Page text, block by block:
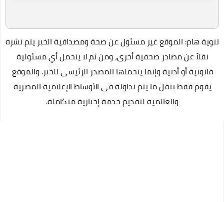
تنوية هام: الموقع غير مسئول عن صحة ومصداقية الخبر يتم نشره
نقلاً عن مصادر صحفية أخرى، ومن ثم لا يتحمل أي مسئولية
قانونية أو أدبية وإنما يتحملها المصدر الرئيسى للخبر. والموقع
يقوم فقط بنقل ما يتم تداولة فى الأوساط الإعلامية المصرية
والعالمية لتقديم خدمة إخبارية متكاملة.